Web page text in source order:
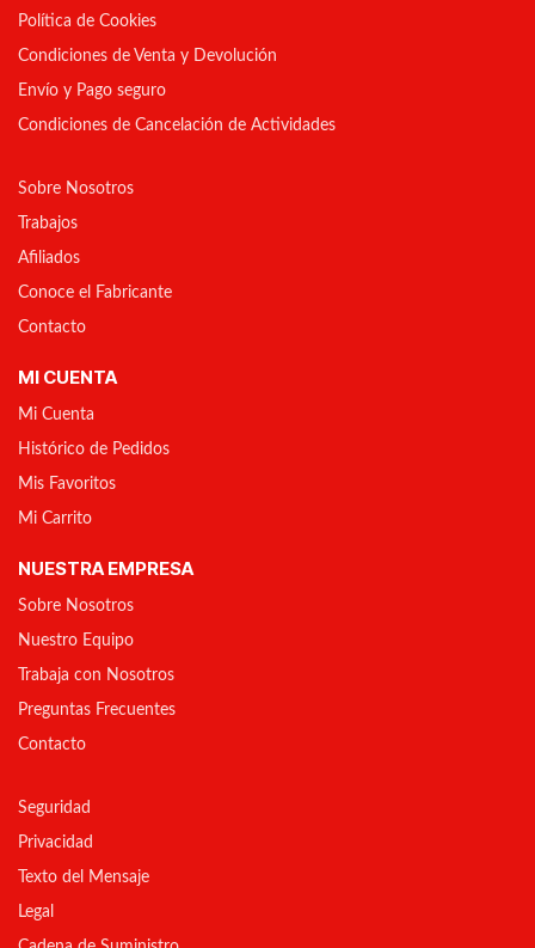
Política de Cookies
Condiciones de Venta y Devolución
Envío y Pago seguro
Condiciones de Cancelación de Actividades
Sobre Nosotros
Trabajos
Afiliados
Conoce el Fabricante
Contacto
MI CUENTA
Mi Cuenta
Histórico de Pedidos
Mis Favoritos
Mi Carrito
NUESTRA EMPRESA
Sobre Nosotros
Nuestro Equipo
Trabaja con Nosotros
Preguntas Frecuentes
Contacto
Seguridad
Privacidad
Texto del Mensaje
Legal